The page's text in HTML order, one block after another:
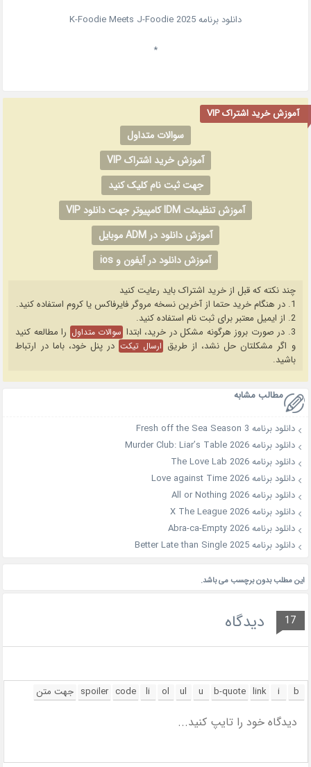
دانلود برنامهK-Foodie Meets J-Foodie 2025
*
آموزش خرید اشتراک VIP
سوالات متداول
آموزش خرید اشتراک VIP
جهت ثبت نام کلیک کنید
آموزش تنظیمات IDM کامپیوتر جهت دانلود VIP
آموزش دانلود در ADM موبایل
آموزش دانلود در آیفون و ios
چند نکته که قبل از خرید اشتراک باید رعایت کنید
1. در هنگام خرید حتما از آخرین نسخه مروگر فایرفاکس یا کروم استفاده کنید.
2. از ایمیل معتبر برای ثبت نام استفاده کنید.
3. در صورت بروز هرگونه مشکل در خرید، ابتدا
سوالات متداول را مطالعه کنید
و اگر مشکلتان حل نشد، از طریق ارسال تیکت در پنل خود، باما در ارتباط
باشید.
مطالب مشابه
دانلود برنامه Fresh off the Sea Season 3
دانلود برنامه Murder Club: Liar’s Table 2026
دانلود برنامه The Love Lab 2026
دانلود برنامه Love against Time 2026
دانلود برنامه All or Nothing 2026
دانلود برنامه X The League 2026
دانلود برنامه Abra-ca-Empty 2026
دانلود برنامه Better Late than Single 2025
این مطلب بدون برچسب می باشد.
17 دیدگاه